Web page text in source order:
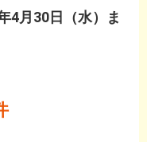
4月30日（水）ま